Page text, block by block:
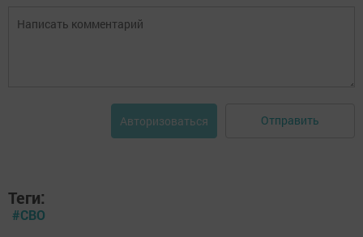
Авторизоваться Отправить
Теги:
#СВО